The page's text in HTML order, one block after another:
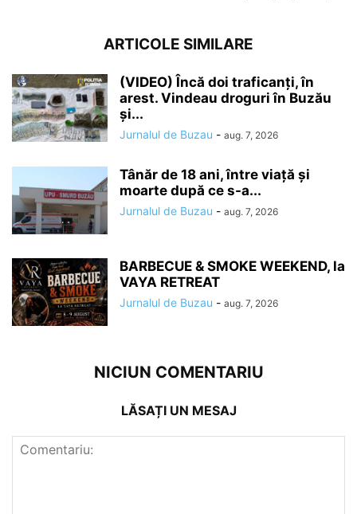
ARTICOLE SIMILARE
(VIDEO) Încă doi traficanți, în
arest. Vindeau droguri în Buzău
și...
Jurnalul de Buzau - aug. 7, 2026
Tânăr de 18 ani, între viață și
moarte după ce s-a...
Jurnalul de Buzau - aug. 7, 2026
BARBECUE & SMOKE WEEKEND, la
VAYA RETREAT
Jurnalul de Buzau - aug. 7, 2026
NICIUN COMENTARIU
LĂSAȚI UN MESAJ